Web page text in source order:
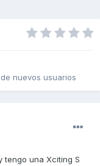
nuevos usuarios
tengo una Xciting S